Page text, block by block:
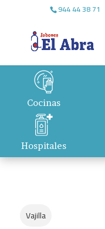
944 44 38 71
Cocinas
Hospitales
Vajilla